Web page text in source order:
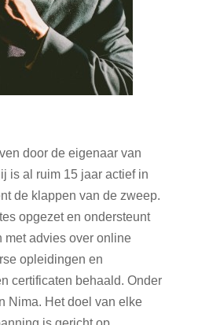
door de eigenaar van
is al ruim 15 jaar actief in
de klappen van de zweep.
opgezet en ondersteunt
met advies over online
opleidingen en
certificaten behaald. Onder
Nima. Het doel van elke